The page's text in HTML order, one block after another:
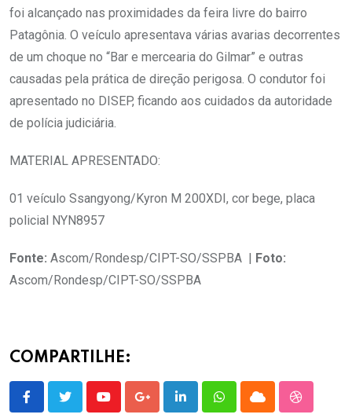
foi alcançado nas proximidades da feira livre do bairro
Patagônia. O veículo apresentava várias avarias decorrentes
de um choque no “Bar e mercearia do Gilmar” e outras
causadas pela prática de direção perigosa. O condutor foi
apresentado no DISEP, ficando aos cuidados da autoridade
de polícia judiciária.
MATERIAL APRESENTADO:
01 veículo Ssangyong/Kyron M 200XDI, cor bege, placa
policial NYN8957
Fonte: Ascom/Rondesp/CIPT-SO/SSPBA |
Foto:
Ascom/Rondesp/CIPT-SO/SSPBA
COMPARTILHE:
YoutubeGoogle+LinkedInWhatsappCloud